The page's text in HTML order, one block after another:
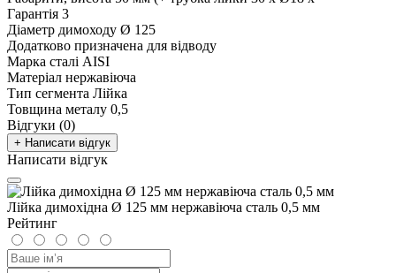
Гарантія 3
Діаметр димоходу Ø 125
Додатково призначена для відводу
Марка сталі AISI
Матеріал нержавіюча
Тип сегмента Лійка
Товщина металу 0,5
Відгуки (0)
+ Написати відгук
Написати відгук
Лійка димохідна Ø 125 мм нержавіюча сталь 0,5 мм
Рейтинг